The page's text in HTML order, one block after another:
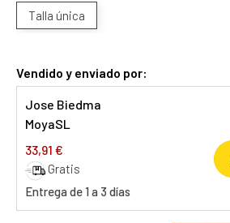
Talla única
Vendido y enviado por:
Jose Biedma
MoyaSL
33,91 €
Gratis
Entrega de 1 a 3 días